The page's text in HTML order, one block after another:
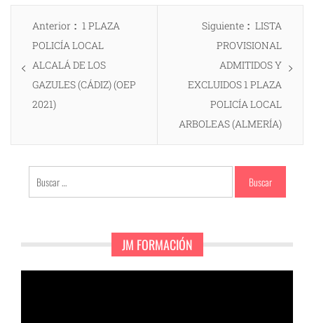
Navegación
entradas
Anterior
Entrada
anterior:
1 PLAZA
POLICÍA LOCAL
ALCALÁ DE LOS
GAZULES (CÁDIZ) (OEP
2021)
Siguiente
Entrada
siguiente:
LISTA
PROVISIONAL
ADMITIDOS Y
EXCLUIDOS 1 PLAZA
POLICÍA LOCAL
ARBOLEAS (ALMERÍA)
Buscar:
JM FORMACIÓN